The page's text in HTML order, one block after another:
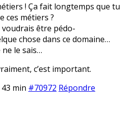
! Ça fait longtemps que tu
ces métiers ?
être pédo-
chose dans ce domaine…
le sais…
c’est important.
min #70972 Répondre